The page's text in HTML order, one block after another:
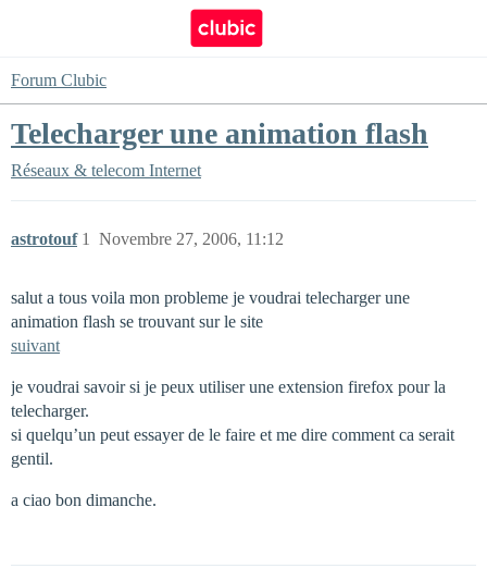
Forum Clubic
Telecharger une animation flash
Réseaux & telecom Internet
astrotouf Novembre 27, 2006, 11:12
1
salut a tous voila mon probleme je voudrai telecharger une
animation flash se trouvant sur le site
suivant
je voudrai savoir si je peux utiliser une extension firefox pour la
telecharger.
si quelqu’un peut essayer de le faire et me dire comment ca serait
gentil.
a ciao bon dimanche.